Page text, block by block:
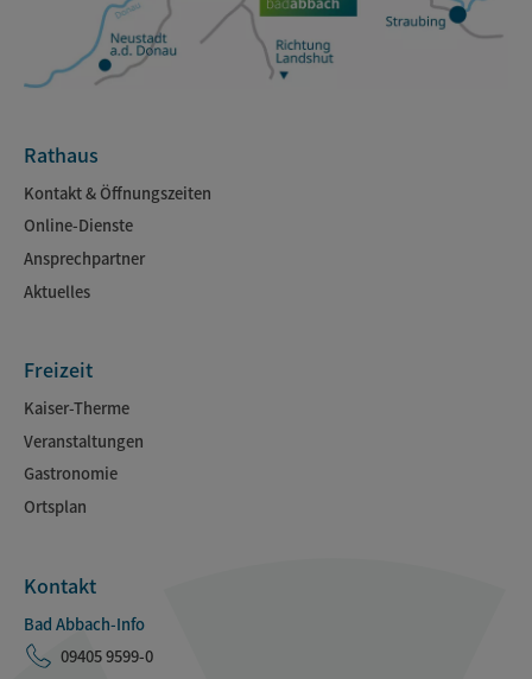
Rathaus
Kontakt & Öffnungszeiten
Online-Dienste
Ansprechpartner
Aktuelles
Freizeit
Kaiser-Therme
Veranstaltungen
Gastronomie
Ortsplan
Kontakt
Bad Abbach-Info
09405 9599-0